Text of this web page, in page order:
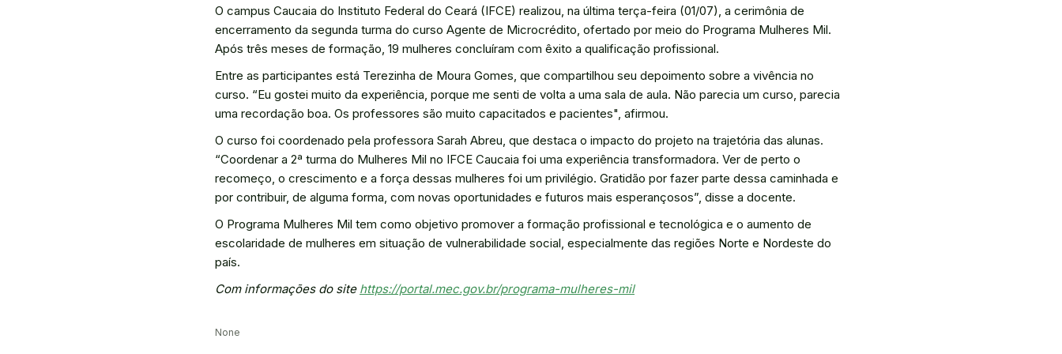
O campus Caucaia do Instituto Federal do Ceará (IFCE) realizou, na última terça-feira (01/07), a cerimônia de
encerramento da segunda turma do curso Agente de Microcrédito, ofertado por meio do Programa Mulheres Mil.
Após três meses de formação, 19 mulheres concluíram com êxito a qualificação profissional.
Entre as participantes está Terezinha de Moura Gomes, que compartilhou seu depoimento sobre a vivência no
curso. “Eu gostei muito da experiência, porque me senti de volta a uma sala de aula. Não parecia um curso, parecia
uma recordação boa. Os professores são muito capacitados e pacientes", afirmou.
O curso foi coordenado pela professora Sarah Abreu, que destaca o impacto do projeto na trajetória das alunas.
“Coordenar a 2ª turma do Mulheres Mil no IFCE Caucaia foi uma experiência transformadora. Ver de perto o
recomeço, o crescimento e a força dessas mulheres foi um privilégio. Gratidão por fazer parte dessa caminhada e
por contribuir, de alguma forma, com novas oportunidades e futuros mais esperançosos”, disse a docente.
O Programa Mulheres Mil tem como objetivo promover a formação profissional e tecnológica e o aumento de
escolaridade de mulheres em situação de vulnerabilidade social, especialmente das regiões Norte e Nordeste do
país.
Com informações do site https://portal.mec.gov.br/programa-mulheres-mil
None